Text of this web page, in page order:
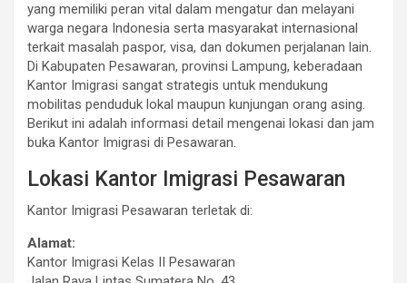
yang memiliki peran vital dalam mengatur dan melayani
warga negara Indonesia serta masyarakat internasional
terkait masalah paspor, visa, dan dokumen perjalanan lain.
Di Kabupaten Pesawaran, provinsi Lampung, keberadaan
Kantor Imigrasi sangat strategis untuk mendukung
mobilitas penduduk lokal maupun kunjungan orang asing.
Berikut ini adalah informasi detail mengenai lokasi dan jam
buka Kantor Imigrasi di Pesawaran.
Lokasi Kantor Imigrasi Pesawaran
Kantor Imigrasi Pesawaran terletak di:
Alamat:
Kantor Imigrasi Kelas II Pesawaran